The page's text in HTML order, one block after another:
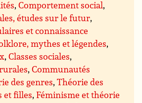
,Comportement social,
études sur le futur,
et connaissance
mythes et légendes,
,Classes sociales,
,Communautés
des genres,Théorie des
et filles,Féminisme et théorie